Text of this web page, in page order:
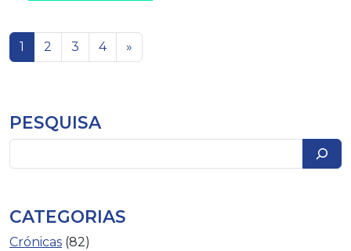
Navegação de artigos
1 2 3 4 »
PESQUISA
CATEGORIAS
Crónicas (82)